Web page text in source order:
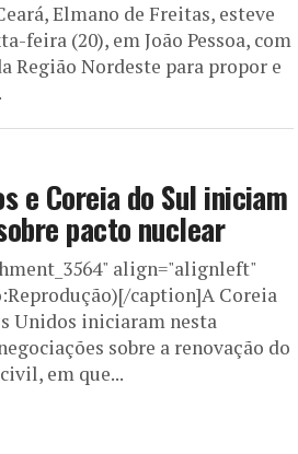
Elmano de Freitas, esteve
feira (20), em João Pessoa, com
Região Nordeste para propor e
e Coreia do Sul iniciam
pacto nuclear
align="alignleft"
caption]A Coreia
Unidos iniciaram nesta
sobre a renovação do
em que...